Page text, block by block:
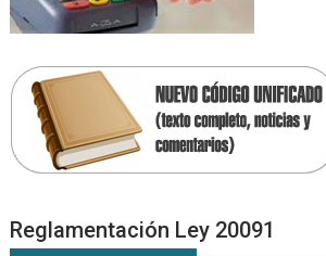
Reglamentación Ley 20091